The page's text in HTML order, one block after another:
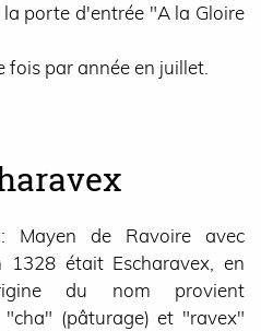
porte d'entrée "A la Gloire
fois par année en juillet.
Mayen de Ravoire avec
1328 était Escharavex, en
du nom provient
(pâturage) et "ravex"